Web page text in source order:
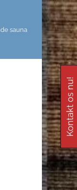
sauna
Kontakt os nu!